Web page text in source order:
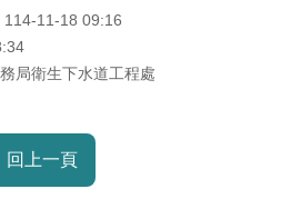
114-11-18 09:16
局衛生下水道工程處
回上一頁